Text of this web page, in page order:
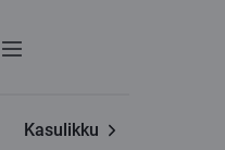
Kasulikku